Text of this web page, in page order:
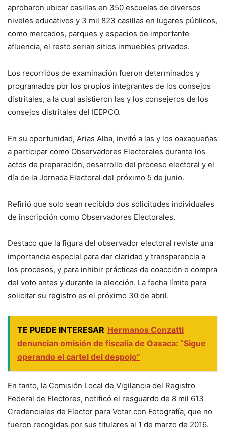
aprobaron ubicar casillas en 350 escuelas de diversos
niveles educativos y 3 mil 823 casillas en lugares públicos,
como mercados, parques y espacios de importante
afluencia, el resto serian sitios inmuebles privados.
Los recorridos de examinación fueron determinados y
programados por los propios integrantes de los consejos
distritales, a la cual asistieron las y los consejeros de los
consejos distritales del IEEPCO.
En su oportunidad, Arias Alba, invitó a las y los oaxaqueñas
a participar como Observadores Electorales durante los
actos de preparación, desarrollo del proceso electoral y el
día de la Jornada Electoral del próximo 5 de junio.
Refirió que solo sean recibido dos solicitudes individuales
de inscripción como Observadores Electorales.
Destaco que la figura del observador electoral reviste una
importancia especial para dar claridad y transparencia a
los procesos, y para inhibir prácticas de coacción o compra
del voto antes y durante la elección. La fecha límite para
solicitar su registro es el próximo 30 de abril.
TE PUEDE INTERESAR Hermanos Conzatti
denuncian omisión de fiscalía de Oaxaca: “Sigue
operando el cartel del despojo”
En tanto, la Comisión Local de Vigilancia del Registro
Federal de Electores, notificó el resguardo de 8 mil 613
Credenciales de Elector para Votar con Fotografía, que no
fueron recogidas por sus titulares al 1 de marzo de 2016.